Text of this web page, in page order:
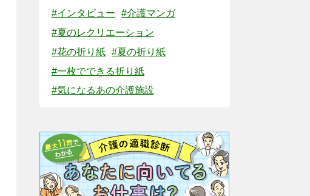
#インタビュー
#介護マンガ
#夏のレクリエーション
#花の折り紙 #夏の折り紙
#一枚でできる折り紙
#気になるあの介護施設